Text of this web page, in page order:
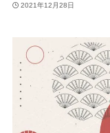
2021年12月28日